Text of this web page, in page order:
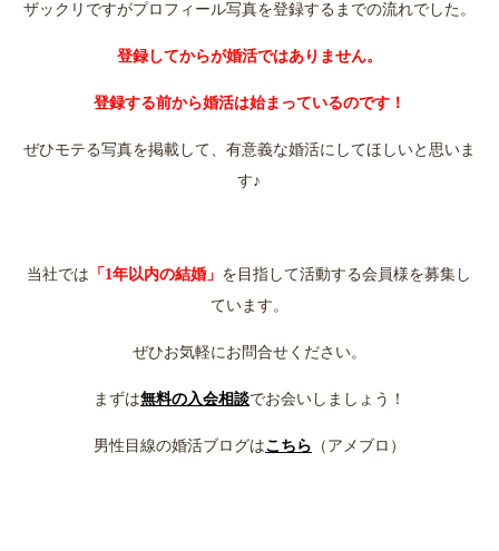
ザックリですがプロフィール写真を登録するまでの流れでした。
登録してからが婚活ではありません。
登録する前から婚活は始まっているのです！
ぜひモテる写真を掲載して、有意義な婚活にしてほしいと思いま
す♪
当社では 「1年以内の結婚」 を目指して活動する会員様を募集し
ています。
ぜひお気軽にお問合せください。
まずは無料の入会相談でお会いしましょう！
男性目線の婚活ブログはこちら （アメブロ）